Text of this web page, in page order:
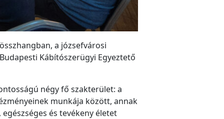
a józsefvárosi
Kábítószerügyi Egyeztető
négy fő szakterület: a
munkája között, annak
és tevékeny életet